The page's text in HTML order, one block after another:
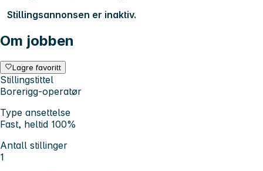
Stillingsannonsen er inaktiv.
Om jobben
Lagre favoritt
Stillingstittel
Borerigg-operatør
Type ansettelse
Fast, heltid 100%
Antall stillinger
1